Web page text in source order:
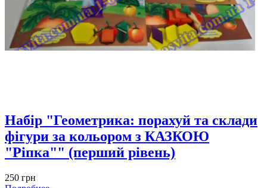
Набір "Геометрика: порахуй та склади
фігури за кольором з КАЗКОЮ
"Ріпка"" (перший рівень)
250 грн